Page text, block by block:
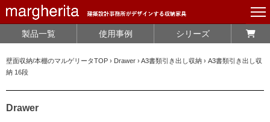
製品一覧 使用事例 シリーズ
壁面収納/本棚のマルゲリータTOP › Drawer › A3書類引き出し収納 › A3書類引き出し収
納 16段
Drawer